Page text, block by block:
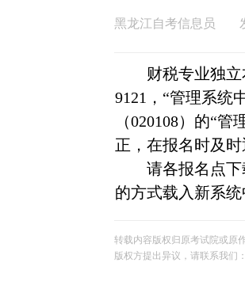
黑龙江自考信息员
财税专业独立
9121 ，“管理系统
（020108）的“管
正，在报名时及时
请各报名点
的方式载入新系统
转载内容版权归原考试院或原
版权方提出异议，请联系我们